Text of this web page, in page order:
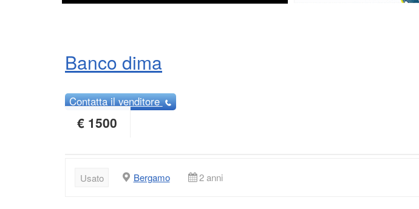
Banco dima
Contattail venditore
€ 1500
Usato Bergamo 2 anni